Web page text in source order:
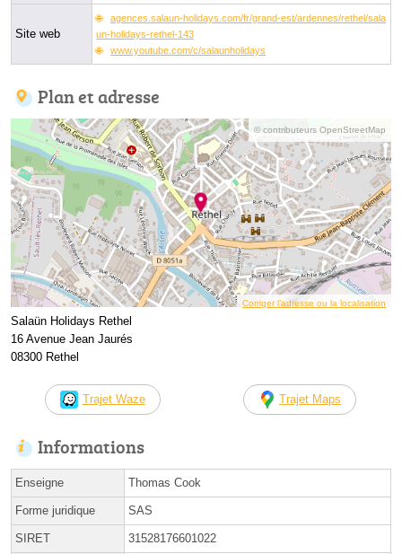
Site web
agences.salaun-holidays.com/fr/grand-est/ardennes/rethel/sala
un-holidays-rethel-143
www.youtube.com/c/salaunholidays
Plan et adresse
© contributeurs OpenStreetMap
Corriger l’adresse ou la localisation
Salaün Holidays Rethel
16 Avenue Jean Jaurés
08300 Rethel
Trajet Waze Trajet Maps
Informations
Enseigne Thomas Cook
Forme juridique SAS
SIRET 31528176601022